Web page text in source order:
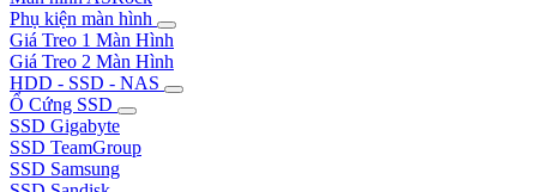
Phụ kiện màn hình
Giá Treo 1 Màn Hình
Giá Treo 2 Màn Hình
HDD - SSD - NAS
Ổ Cứng SSD
SSD Gigabyte
SSD TeamGroup
SSD Samsung